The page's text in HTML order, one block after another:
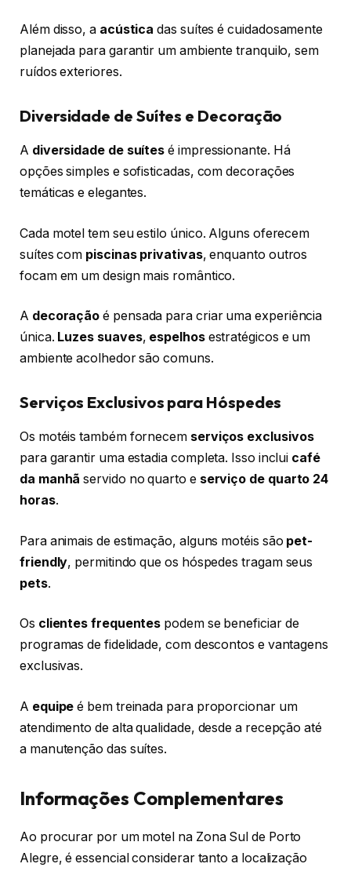
Além disso, a acústica das suítes é cuidadosamente
planejada para garantir um ambiente tranquilo, sem
ruídos exteriores.
Diversidade de Suítes e Decoração
A diversidade de suítes é impressionante. Há
opções simples e sofisticadas, com decorações
temáticas e elegantes.
Cada motel tem seu estilo único. Alguns oferecem
suítes com piscinas privativas, enquanto outros
focam em um design mais romântico.
A decoração é pensada para criar uma experiência
única. Luzes suaves, espelhosestratégicos e um
ambiente acolhedor são comuns.
Serviços Exclusivos para Hóspedes
Os motéis também fornecem serviços exclusivos
para garantir uma estadia completa. Isso inclui café
da manhã servido no quarto e serviço de quarto 24
horas.
Para animais de estimação, alguns motéis são pet-
friendly, permitindo que os hóspedes tragam seus
pets.
Os clientes frequentes podem se beneficiar de
programas de fidelidade, com descontos e vantagens
exclusivas.
A equipe é bem treinada para proporcionar um
atendimento de alta qualidade, desde a recepção até
a manutenção das suítes.
Informações Complementares
Ao procurar por um motel na Zona Sul de Porto
Alegre, é essencial considerar tanto a localização